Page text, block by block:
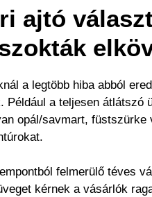
ajtó
a legtöbb hiba abból
a teljesen átlátszó
opál/savmart,
felmerülő téves
kérnek a vásárlók